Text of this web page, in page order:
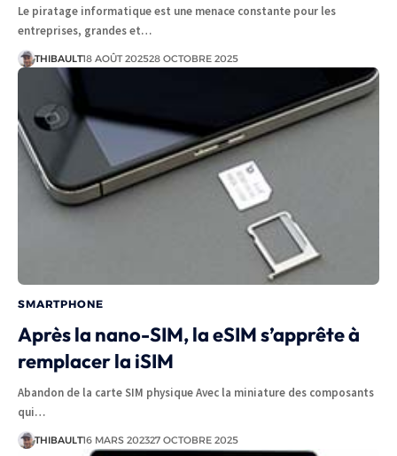
Le piratage informatique est une menace constante pour les
entreprises, grandes et…
THIBAULT18 AOÛT 202528 OCTOBRE 2025
SMARTPHONE
Après la nano-SIM, la eSIM s’apprête à
remplacer la iSIM
Abandon de la carte SIM physique Avec la miniature des composants
qui…
THIBAULT16 MARS 202327 OCTOBRE 2025